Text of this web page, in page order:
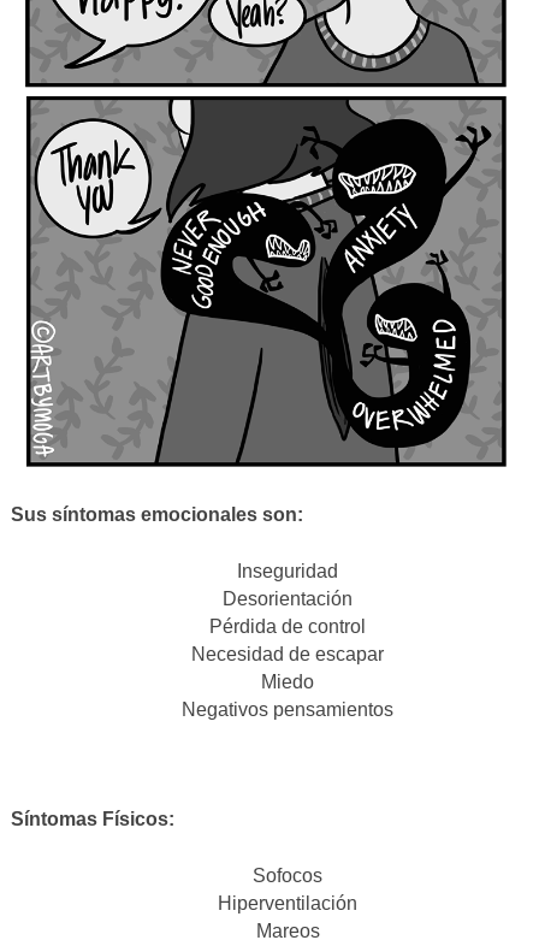
Sus síntomas emocionales son:
Inseguridad
Desorientación
Pérdida de control
Necesidad de escapar
Miedo
Negativos pensamientos
Síntomas Físicos:
Sofocos
Hiperventilación
Mareos